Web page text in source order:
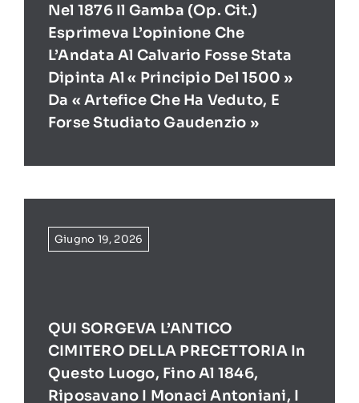
Nel 1876 Il Gamba (op. Cit.)
Esprimeva L’opinione Che
L’Andata Al Calvario Fosse Stata
Dipinta Al « Principio Del 1500 »
Da « Artefice Che Ha Veduto, E
Forse Studiato Gaudenzio »
Giugno 19, 2026
QUI SORGEVA L’ANTICO
CIMITERO DELLA PRECETTORIA In
Questo Luogo, Fino Al 1846,
Riposavano I Monaci Antoniani, I